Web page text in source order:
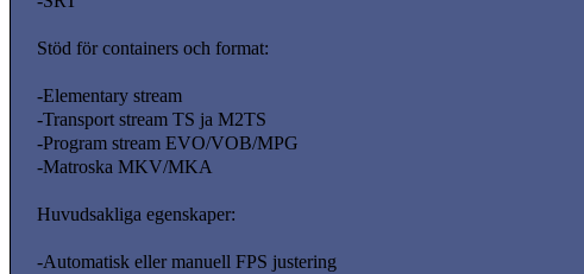
Stöd för containers och format:
-Elementary stream
-Transport stream TS ja M2TS
-Program stream EVO/VOB/MPG
-Matroska MKV/MKA
Huvudsakliga egenskaper:
-Automatisk eller manuell FPS justering